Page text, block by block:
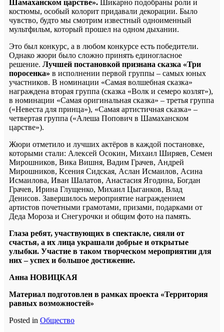
Шамаханском царстве». Шикарно подобраны роли и
костюмы, особый колорит придавали декорации. Было
чувство, будто мы смотрим известный одноименный
мультфильм, который прошел на одном дыхании.
Это был конкурс, а в любом конкурсе есть победители.
Однако жюри было сложно принять единогласное
решение. Лучшей постановкой признана сказка «Три
поросенка» в исполнении первой группы – самых юных
участников. В номинации «Самая волшебная сказка»
награждена вторая группа (сказка «Волк и семеро козлят»),
в номинации «Самая оригинальная сказка» – третья группа
(«Невеста для принца»), «Самая артистичная сказка» –
четвертая группа («Алеша Попович в Шамаханском
царстве»).
Жюри отметило и лучших актёров в каждой постановке,
которыми стали: Алексей Осокин, Михаил Ширяев, Семен
Мирошников, Вика Вишня, Вадим Грачев, Андрей
Мирошников, Ксения Сидская, Аслан Исмаилов, Асина
Исмаилова, Иван Шалатов, Анастасия Ягодина, Богдан
Грачев, Ирина Глущенко, Михаил Цыганков, Влад
Денисов. Завершилось мероприятие награждением
артистов почетными грамотами, призами, подарками от
Деда Мороза и Снегурочки и общим фото на память.
Глаза ребят, участвующих в спектакле, сияли от
счастья, а их лица украшали добрые и открытые
улыбки. Участие в таком творческом мероприятии для
них – успех и большое достижение.
Анна НОВИЦКАЯ
Материал подготовлен в рамках проекта «Территория
равных возможностей»
Posted in Общество